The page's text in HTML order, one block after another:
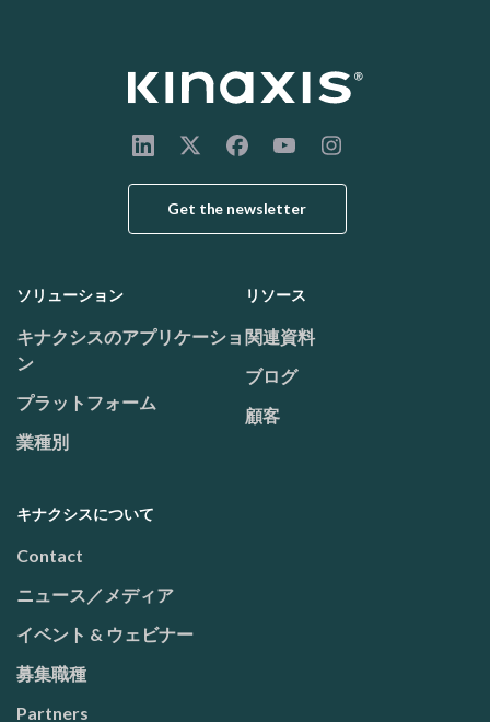
Get the newsletter
Footer menu
ソリューション
キナクシスのアプリケーショ
ン
プラットフォーム
業種別
リソース
関連資料
ブログ
顧客
キナクシスについて
Contact
ニュース／メディア
イベント & ウェビナー
募集職種
Partners